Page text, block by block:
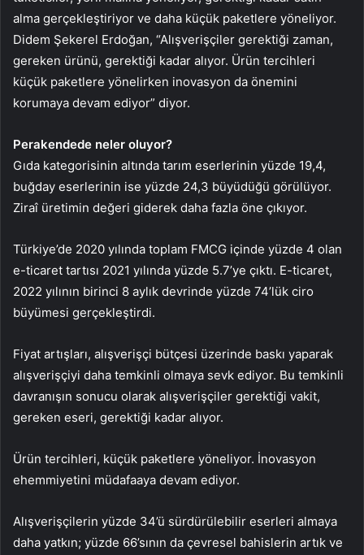
alma gerçekleştiriyor ve daha küçük paketlere yöneliyor.
Didem Şekerel Erdoğan, “Alışverişçiler gerektiği zaman,
gereken ürünü, gerektiği kadar alıyor. Ürün tercihleri
küçük paketlere yönelirken inovasyon da önemini
korumaya devam ediyor” diyor.
Perakendede neler oluyor?
Gıda kategorisinin altında tarım eserlerinin yüzde 19,4,
buğday eserlerinin ise yüzde 24,3 büyüdüğü görülüyor.
Ziraî üretimin değeri giderek daha fazla öne çıkıyor.
Türkiye’de 2020 yılında toplam FMCG içinde yüzde 4 olan
e-ticaret tartısı 2021 yılında yüzde 5.7’ye çıktı. E-ticaret,
2022 yılının birinci 8 aylık devrinde yüzde 74’lük ciro
büyümesi gerçekleştirdi.
Fiyat artışları, alışverişçi bütçesi üzerinde baskı yaparak
alışverişçiyi daha temkinli olmaya sevk ediyor. Bu temkinli
davranışın sonucu olarak alışverişçiler gerektiği vakit,
gereken eseri, gerektiği kadar alıyor.
Ürün tercihleri, küçük paketlere yöneliyor. İnovasyon
ehemmiyetini müdafaaya devam ediyor.
Alışverişçilerin yüzde 34’ü sürdürülebilir eserleri almaya
daha yatkın; yüzde 66’sının da çevresel bahislerin artık ve